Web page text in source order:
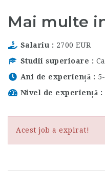
Mai multe
Salariu
2700 EUR
Studii superioare
Ani de experiență
Nivel de experiență
Acest job a expirat!